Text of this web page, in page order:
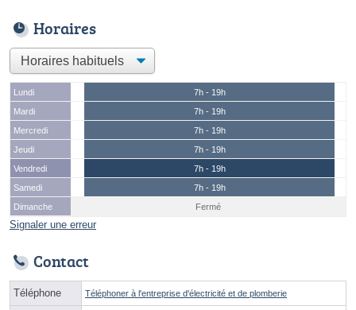
Horaires
Lundi
7h - 19h
Mardi
7h - 19h
Mercredi
7h - 19h
Jeudi
7h - 19h
Vendredi
7h - 19h
Samedi
7h - 19h
Dimanche
Fermé
Signaler une erreur
Contact
Téléphone Téléphoner à l'entreprise d'électricité et de plomberie